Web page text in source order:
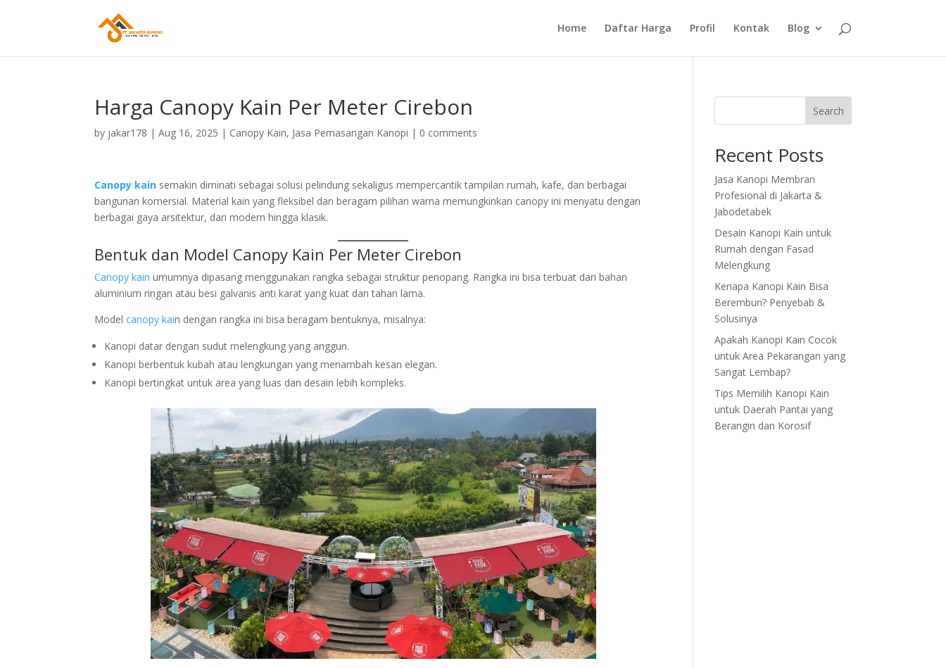
Home Daftar Harga Profil Kontak Blog
Harga Canopy Kain Per Meter Cirebon
by jakar178 |Aug 16, 2025 | Canopy Kain, Jasa Pemasangan Kanopi | 0 comments
Canopy kain semakin diminati sebagai solusi pelindung sekaligus mempercantik tampilan rumah, kafe, dan berbagai
bangunan komersial. Material kain yang fleksibel dan beragam pilihan warna memungkinkan canopy ini menyatu dengan
berbagai gaya arsitektur, dari modern hingga klasik.
Bentuk dan Model Canopy Kain Per Meter Cirebon
Canopy kain umumnya dipasang menggunakan rangka sebagai struktur penopang. Rangka ini bisa terbuat dari bahan
aluminium ringan atau besi galvanis anti karat yang kuat dan tahan lama.
Modelcanopy kain dengan rangka ini bisa beragam bentuknya, misalnya:
Kanopi datar dengan sudut melengkung yang anggun.
Kanopi berbentuk kubah atau lengkungan yang menambah kesan elegan.
Kanopi bertingkat untuk area yang luas dan desain lebih kompleks.
Search
Recent Posts
Jasa Kanopi Membran
Profesional di Jakarta &
Jabodetabek
Desain Kanopi Kain untuk
Rumah dengan Fasad
Melengkung
Kenapa Kanopi Kain Bisa
Berembun? Penyebab &
Solusinya
Apakah Kanopi Kain Cocok
untuk Area Pekarangan yang
Sangat Lembap?
Tips Memilih Kanopi Kain
untuk Daerah Pantai yang
Berangin dan Korosif